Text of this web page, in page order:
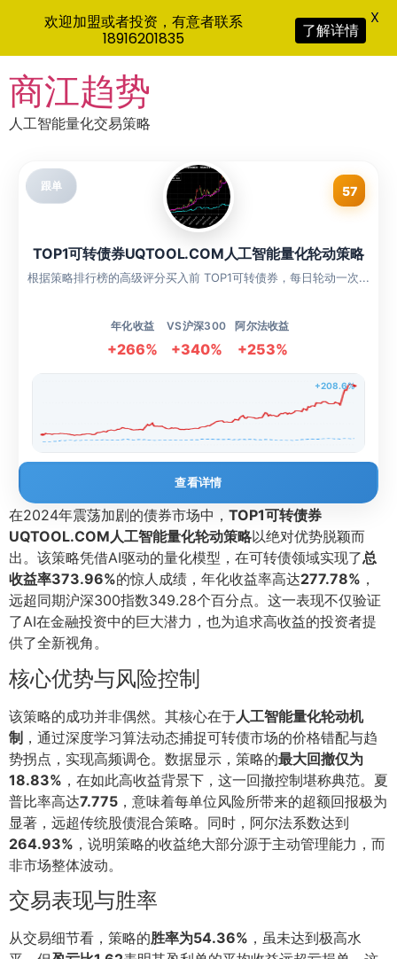
to
content
商江趋势
人工智能量化交易策略
跟单 57
TOP1可转债券UQTOOL.COM人工智能量化轮动策略
根据策略排行榜的高级评分买入前 TOP1可转债券，每日轮动一次...
年化收益
+266%
VS沪深300
+340%
阿尔法收益
+253%
+208.6%
查看详情
在2024年震荡加剧的债券市场中， TOP1可转债券
UQTOOL.COM人工智能量化轮动策略以绝对优势脱颖而
出。该策略凭借AI驱动的量化模型，在可转债领域实现了总
收益率373.96%的惊人成绩，年化收益率高达277.78% ，
远超同期沪深300指数349.28个百分点。这一表现不仅验证
了AI在金融投资中的巨大潜力，也为追求高收益的投资者提
供了全新视角。
核心优势与风险控制
该策略的成功并非偶然。其核心在于人工智能量化轮动机
制 ，通过深度学习算法动态捕捉可转债市场的价格错配与趋
势拐点，实现高频调仓。数据显示，策略的最大回撤仅为
18.83% ，在如此高收益背景下，这一回撤控制堪称典范。夏
普比率高达7.775 ，意味着每单位风险所带来的超额回报极为
显著，远超传统股债混合策略。同时，阿尔法系数达到
264.93% ，说明策略的收益绝大部分源于主动管理能力，而
非市场整体波动。
交易表现与胜率
从交易细节看，策略的胜率为54.36% ，虽未达到极高水
欢迎加盟或者投资，有意者联系
18916201835
了解详情
X